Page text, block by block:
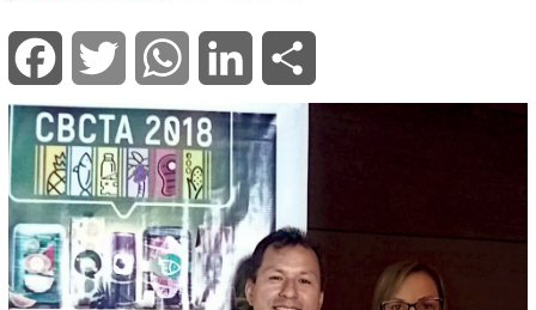
Facebook Twitter WhatsApp LinkedIn